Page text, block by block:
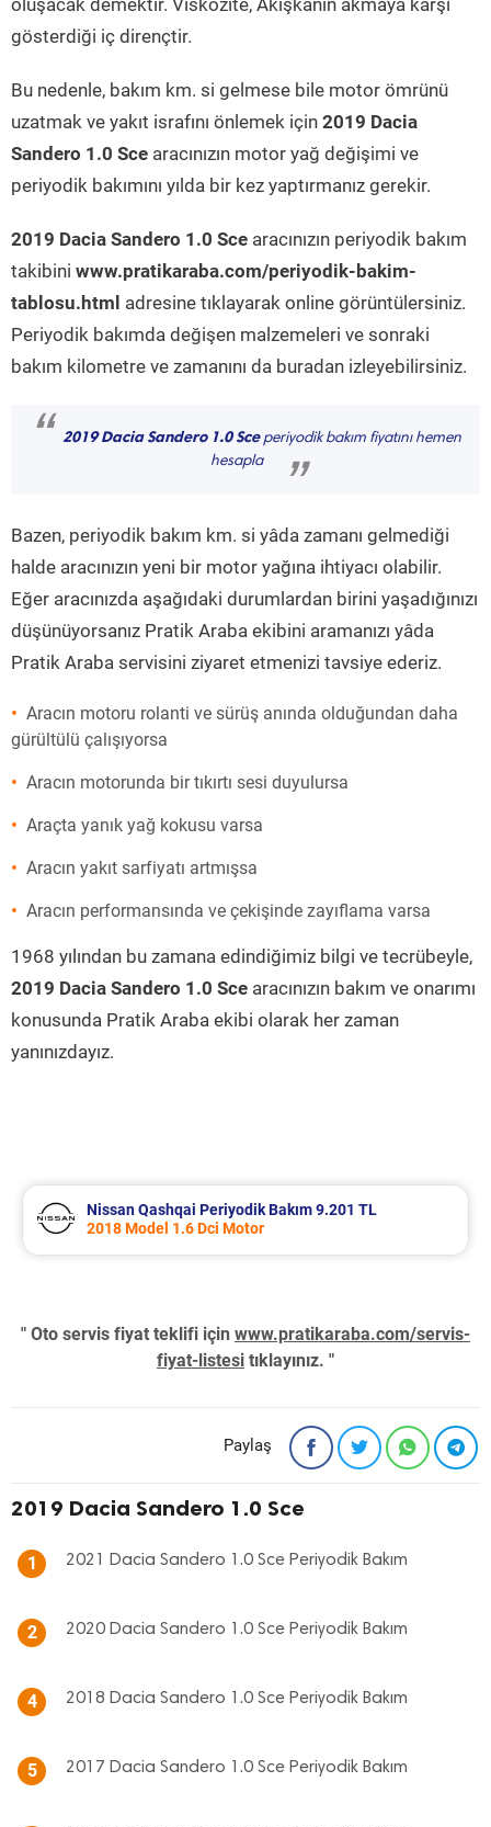
oluşacak demektir. Viskozite, Akışkanın akmaya karşı
gösterdiği iç dirençtir.
Bu nedenle, bakım km. si gelmese bile motor ömrünü
uzatmak ve yakıt israfını önlemek için 2019 Dacia
Sandero 1.0 Sce aracınızın motor yağ değişimi ve
periyodik bakımını yılda bir kez yaptırmanız gerekir.
2019 Dacia Sandero 1.0 Sce aracınızın periyodik bakım
takibini www.pratikaraba.com/periyodik-bakim-
tablosu.html adresine tıklayarak online görüntülersiniz.
Periyodik bakımda değişen malzemeleri ve sonraki
bakım kilometre ve zamanını da buradan izleyebilirsiniz.
“ 2019 Dacia Sandero 1.0 Sceperiyodik bakım fiyatını hemen
hesapla
”
Bazen, periyodik bakım km. si yâda zamanı gelmediği
halde aracınızın yeni bir motor yağına ihtiyacı olabilir.
Eğer aracınızda aşağıdaki durumlardan birini yaşadığınızı
düşünüyorsanız Pratik Araba ekibini aramanızı yâda
Pratik Araba servisini ziyaret etmenizi tavsiye ederiz.
Aracın motoru rolanti ve sürüş anında olduğundan daha
gürültülü çalışıyorsa
Aracın motorunda bir tıkırtı sesi duyulursa
Araçta yanık yağ kokusu varsa
Aracın yakıt sarfiyatı artmışsa
Aracın performansında ve çekişinde zayıflama varsa
1968 yılından bu zamana edindiğimiz bilgi ve tecrübeyle,
2019 Dacia Sandero 1.0 Sce aracınızın bakım ve onarımı
konusunda Pratik Araba ekibi olarak her zaman
yanınızdayız.
Nissan Qashqai Periyodik Bakım 9.201 TL
2018 Model 1.6 Dci Motor
" Oto servis fiyat teklifi için www.pratikaraba.com/servis-
fiyat-listesi tıklayınız. "
Paylaş
2019 Dacia Sandero 1.0 Sce
1 2021 Dacia Sandero 1.0 Sce Periyodik Bakım
2 2020 Dacia Sandero 1.0 Sce Periyodik Bakım
4 2018 Dacia Sandero 1.0 Sce Periyodik Bakım
5 2017 Dacia Sandero 1.0 Sce Periyodik Bakım